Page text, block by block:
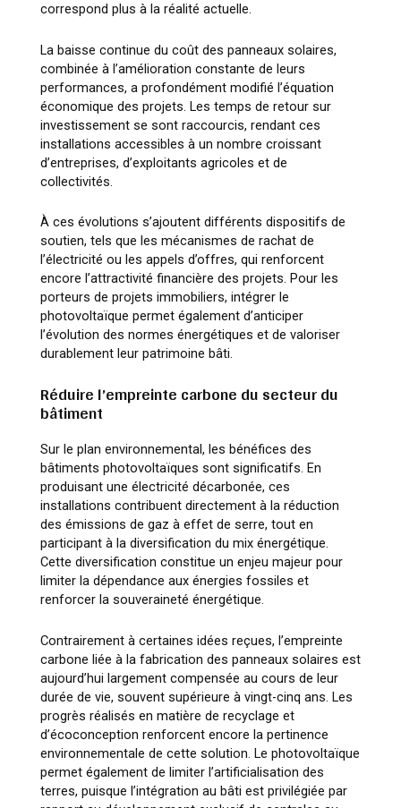
correspond plus à la réalité actuelle.
La baisse continue du coût des panneaux solaires,
combinée à l’amélioration constante de leurs
performances, a profondément modifié l’équation
économique des projets. Les temps de retour sur
investissement se sont raccourcis, rendant ces
installations accessibles à un nombre croissant
d’entreprises, d’exploitants agricoles et de
collectivités.
À ces évolutions s’ajoutent différents dispositifs de
soutien, tels que les mécanismes de rachat de
l’électricité ou les appels d’offres, qui renforcent
encore l’attractivité financière des projets. Pour les
porteurs de projets immobiliers, intégrer le
photovoltaïque permet également d’anticiper
l’évolution des normes énergétiques et de valoriser
durablement leur patrimoine bâti.
Réduire l’empreinte carbone du secteur du
bâtiment
Sur le plan environnemental, les bénéfices des
bâtiments photovoltaïques sont significatifs. En
produisant une électricité décarbonée, ces
installations contribuent directement à la réduction
des émissions de gaz à effet de serre, tout en
participant à la diversification du mix énergétique.
Cette diversification constitue un enjeu majeur pour
limiter la dépendance aux énergies fossiles et
renforcer la souveraineté énergétique.
Contrairement à certaines idées reçues, l’empreinte
carbone liée à la fabrication des panneaux solaires est
aujourd’hui largement compensée au cours de leur
durée de vie, souvent supérieure à vingt-cinq ans. Les
progrès réalisés en matière de recyclage et
d’écoconception renforcent encore la pertinence
environnementale de cette solution. Le photovoltaïque
permet également de limiter l’artificialisation des
terres, puisque l’intégration au bâti est privilégiée par